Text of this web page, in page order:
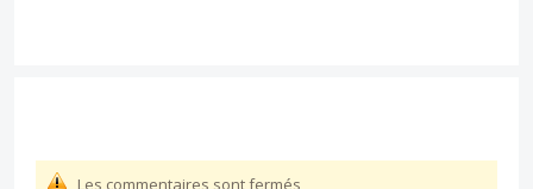
Les commentaires sont fermés